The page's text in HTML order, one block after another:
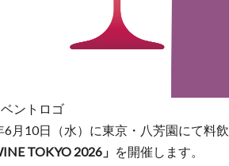
ントロゴ
月10日（水）に東京・八芳園にて料飲
TOKYO 2026」 を開催します。